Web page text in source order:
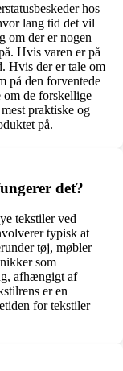
hos
lang tid det vil
om der er nogen
Hvis varen er på
Hvis der er tale om
på den forventede
de forskellige
praktiske og
på.
det?
tekstiler ved
typisk at
tøj, møbler
som
afhængigt af
er en
for tekstiler